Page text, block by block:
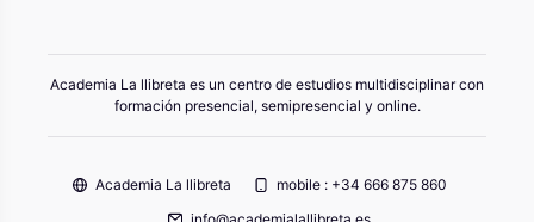
Academia La llibreta es un centro de estudios multidisciplinar con
formación presencial, semipresencial y online.
Academia La llibreta
mobile : +34 666 875 860